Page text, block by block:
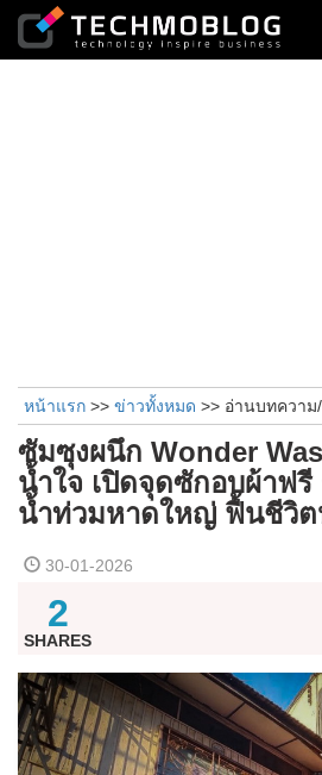
หน้าแรก >> ข่าวทั้งหมด >> อ่านบทความ
ซัมซุงผนึก Wonder
น้ำใจ เปิดจุดซักอบผ้าฟ
น้ำท่วมหาดใหญ่ ฟื้นชีวิต
30-01-2026
2
SHARES